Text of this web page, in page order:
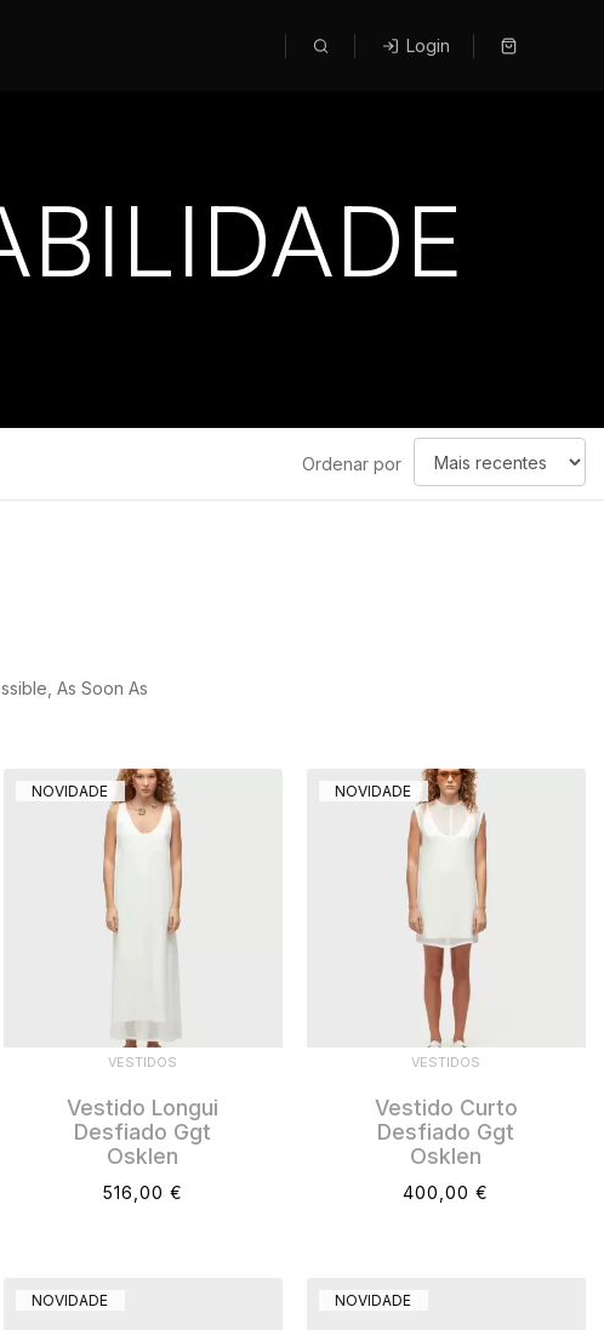
Login
Ordenar por Ordenar
As Soon As
NOVIDADE
VESTIDOS
Vestido Longui
Desfiado Ggt
Osklen
516,00 €
NOVIDADE
VESTIDOS
Vestido Curto
Desfiado Ggt
Osklen
400,00 €
NOVIDADE NOVIDADE